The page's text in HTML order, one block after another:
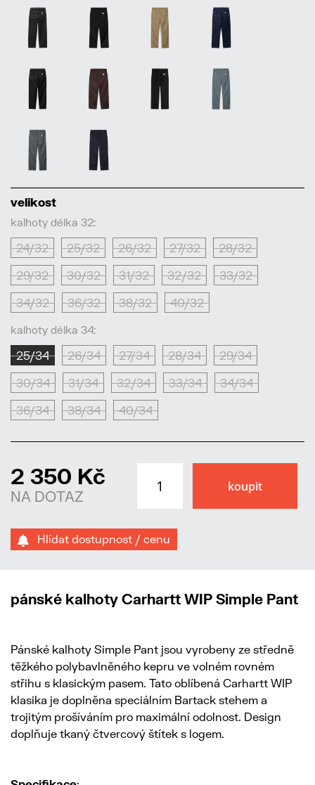
velikost
kalhoty délka 32:
24/32 25/32 26/32 27/32 28/32
29/32 30/32 31/32 32/32 33/32
34/32 36/32 38/32 40/32
kalhoty délka 34:
25/34 26/34 27/34 28/34 29/34
30/34 31/34 32/34 33/34 34/34
36/34 38/34 40/34
2 350 Kč
NA DOTAZ
Hlídat dostupnost / cenu
pánské kalhoty Carhartt WIP Simple Pant
Pánské kalhoty Simple Pant jsou vyrobeny ze středně
těžkého polybavlněného kepru ve volném rovném
střihu s klasickým pasem. Tato oblíbená Carhartt WIP
klasika je doplněna speciálním Bartack stehem a
trojitým prošíváním pro maximální odolnost. Design
doplňuje tkaný čtvercový štítek s logem.